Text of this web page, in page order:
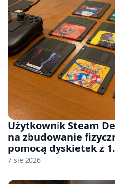
Użytkownik Steam
na zbudowanie
pomocą dyskietek z
7 sie 2026